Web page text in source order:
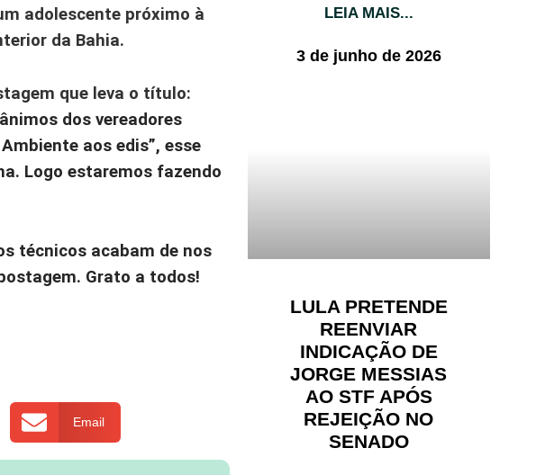
adolescente próximo à
da Bahia.
que leva o título:
dos vereadores
aos edis”, esse
Logo estaremos fazendo
técnicos acabam de nos
Grato a todos!
Email
LEIA MAIS...
3 de junho de 2026
LULA PRETENDE
REENVIAR
INDICAÇÃO DE
JORGE MESSIAS
AO STF APÓS
REJEIÇÃO NO
SENADO